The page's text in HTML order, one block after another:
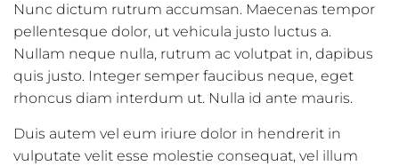
Nunc dictum rutrum accumsan. Maecenas tempor
pellentesque dolor, ut vehicula justo luctus a.
Nullam neque nulla, rutrum ac volutpat in, dapibus
quis justo. Integer semper faucibus neque, eget
rhoncus diam interdum ut. Nulla id ante mauris.
Duis autem vel eum iriure dolor in hendrerit in
vulputate velit esse molestie consequat, vel illum